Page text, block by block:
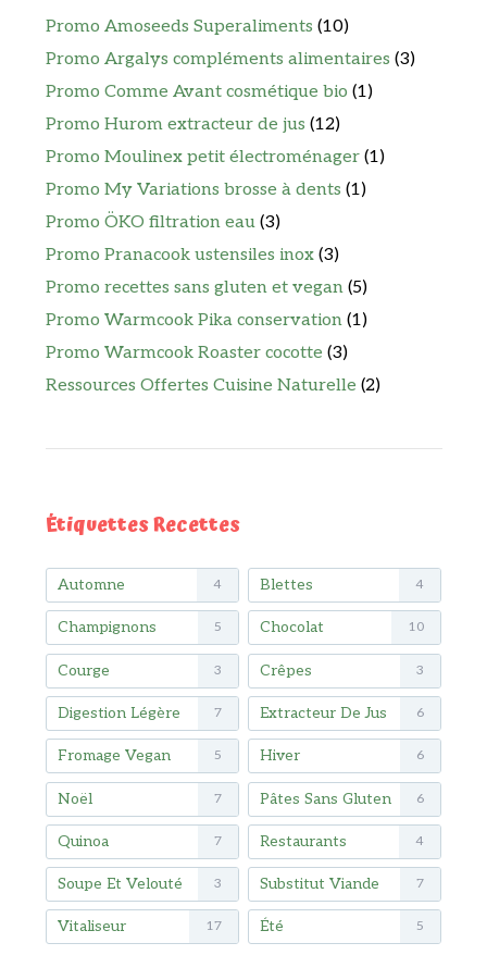
Promo Amoseeds Superaliments (10)
Promo Argalys compléments alimentaires (3)
Promo Comme Avant cosmétique bio (1)
Promo Hurom extracteur de jus (12)
Promo Moulinex petit électroménager (1)
Promo My Variations brosse à dents (1)
Promo ÖKO filtration eau (3)
Promo Pranacook ustensiles inox (3)
Promo recettes sans gluten et vegan (5)
Promo Warmcook Pika conservation (1)
Promo Warmcook Roaster cocotte (3)
Ressources Offertes Cuisine Naturelle (2)
Étiquettes Recettes
Automne 4 Blettes 4
Champignons 5 Chocolat 10
Courge 3 Crêpes 3
Digestion Légère 7 Extracteur De Jus 6
Fromage Vegan 5 Hiver 6
Noël 7 Pâtes Sans Gluten 6
Quinoa 7 Restaurants 4
Soupe Et Velouté 3 Substitut Viande 7
Vitaliseur 17 Été 5